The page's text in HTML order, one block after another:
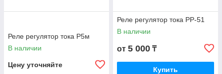
Реле регулятор тока Р5м
В наличии
Цену уточняйте
Реле регулятор тока РР-51
В наличии
от 5 000 ₸
Купить